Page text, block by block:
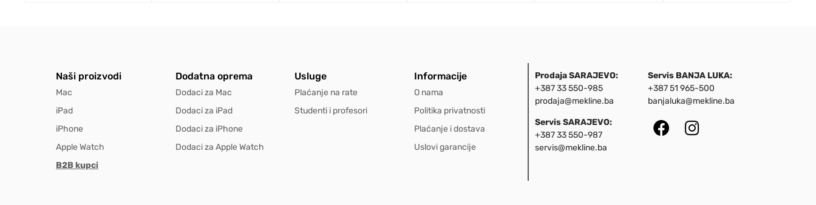
Naši proizvodi
Mac
iPad
iPhone
Apple Watch
B2B kupci
Dodatna oprema
Dodaci za Mac
Dodaci za iPad
Dodaci za iPhone
Dodaci za Apple Watch
Usluge
Plaćanje na rate
Studenti i profesori
Informacije
O nama
Politika privatnosti
Plaćanje i dostava
Uslovi garancije
Prodaja SARAJEVO:
+387 33 550-985
prodaja@mekline.ba
Servis SARAJEVO:
+387 33 550-987
servis@mekline.ba
Servis BANJA LUKA:
+387 51 965-500
banjaluka@mekline.ba